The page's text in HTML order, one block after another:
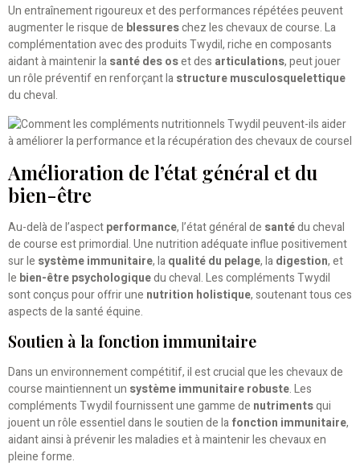
Un entraînement rigoureux et des performances répétées peuvent
augmenter le risque de blessureschez les chevaux de course. La
complémentation avec des produits Twydil, riche en composants
aidant à maintenir lasanté des oset des articulations, peut jouer
un rôle préventif en renforçant lastructure musculosquelettique
du cheval.
Amélioration de l’état général et du
bien-être
Au-delà de l’aspectperformance, l’état général de santédu cheval
de course est primordial. Une nutrition adéquate influe positivement
sur le système immunitaire, laqualité du pelage, ladigestion, et
le bien-être psychologiquedu cheval. Les compléments Twydil
sont conçus pour offrir une nutrition holistique, soutenant tous ces
aspects de la santé équine.
Soutien à la fonction immunitaire
Dans un environnement compétitif, il est crucial que les chevaux de
course maintiennent un système immunitaire robuste. Les
compléments Twydil fournissent une gamme de nutrimentsqui
jouent un rôle essentiel dans le soutien de lafonction immunitaire,
aidant ainsi à prévenir les maladies et à maintenir les chevaux en
pleine forme.